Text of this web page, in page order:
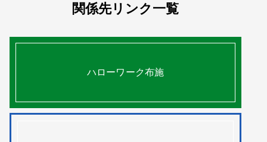
関係先リンク一覧
ハローワーク布施